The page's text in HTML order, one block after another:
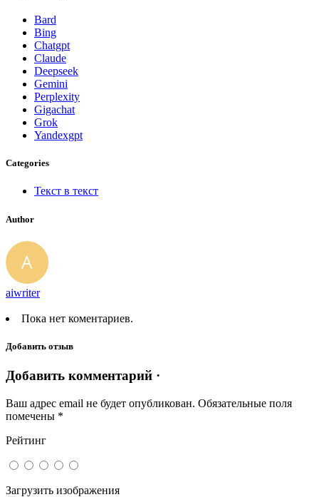
Bard
Bing
Chatgpt
Claude
Deepseek
Gemini
Perplexity
Gigachat
Grok
Yandexgpt
Categories
Текст в текст
Author
aiwriter
Пока нет коментариев.
Добавить отзыв
Добавить комментарий ·
Ваш адрес email не будет опубликован. Обязательные поля
помечены *
Рейтинг
Загрузить изображения